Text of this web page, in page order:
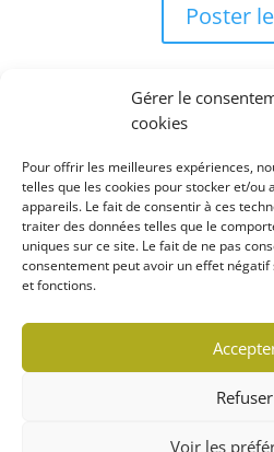
Gérer le
cookies
Pour offrir les meilleures expériences,
telles que les cookies pour stocker et/ou
appareils. Le fait de consentir à ces
traiter des données telles que le
uniques sur ce site. Le fait de ne pas
consentement peut avoir un effet
et fonctions.
Refuser
Voir les
Politique de
Politique de
© 2022 MARCHÉ